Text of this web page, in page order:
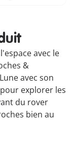
avec le
&
avec son
explorer les
du rover
bien au